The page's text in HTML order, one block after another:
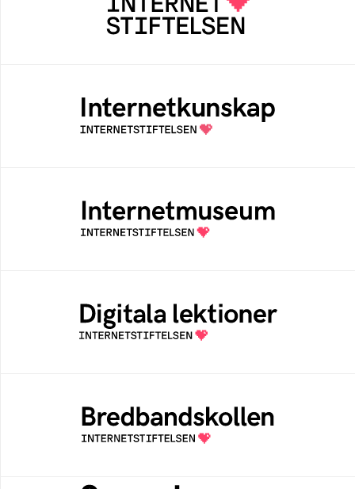
Internetstiftelsen verkar för ett internet som
bidrar positivt till människan och samhället
Samlad kunskap som hjälper dig att bli en
säker och medveten internetanvändare
Ett digitalt museum som byggts, och kureras
av Internetstiftelsen
Öppen digital lärresurs med färdiga lektioner
för alla stadier i grundskolan
Bredbandskollen är ett oberoende
konsumentverktyg som drivs av
Internetstiftelsen